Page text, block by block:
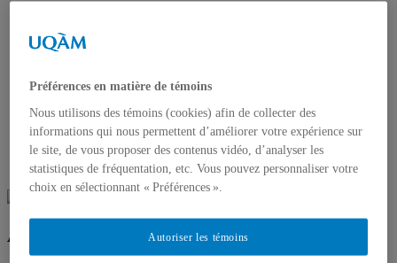
Ancien.ne.s membres
Recherche
Axe 2 – Institutions, justice sociale et territoires
Projets de recherche
Activités
Publications
Nous joindre
Alexandra Parada
Préférences en matière de témoins
Nous utilisons des témoins (cookies) afin de collecter des
informations qui nous permettent d’améliorer votre expérience sur
le site, de vous proposer des contenus vidéo, d’analyser les
statistiques de fréquentation, etc. Vous pouvez personnaliser votre
choix en sélectionnant « Préférences ».
Autoriser les témoins